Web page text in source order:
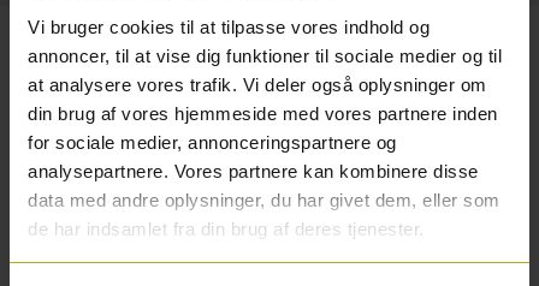
Vi bruger cookies til at tilpasse vores indhold og
annoncer, til at vise dig funktioner til sociale medier og til
at analysere vores trafik. Vi deler også oplysninger om
din brug af vores hjemmeside med vores partnere inden
for sociale medier, annonceringspartnere og
analysepartnere. Vores partnere kan kombinere disse
data med andre oplysninger, du har givet dem, eller som
de har indsamlet fra din brug af deres tjenester.
Jasa Dørstopper
Monteres i gulvet eller på væggen på det
medfølgende beslag
Produktdetaljer: